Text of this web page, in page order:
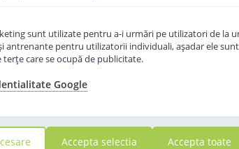
sunt utilizate pentru a-i urmări pe utilizatori de la
antrenante pentru utilizatorii individuali, aşadar ele
care se ocupă de publicitate.
Google
Accepta selectia Accepta toate